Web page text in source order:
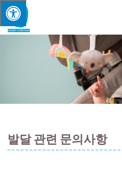
발달 관련 문의사항